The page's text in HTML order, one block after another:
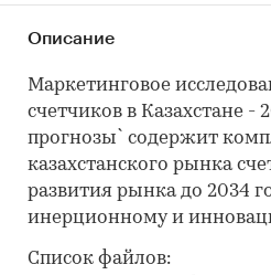
Описание
Маркетинговое
счетчиков в Казахстане -
прогнозы` содержит
казахстанского рынка
развития рынка до 2034
инерционному и
Список файлов: